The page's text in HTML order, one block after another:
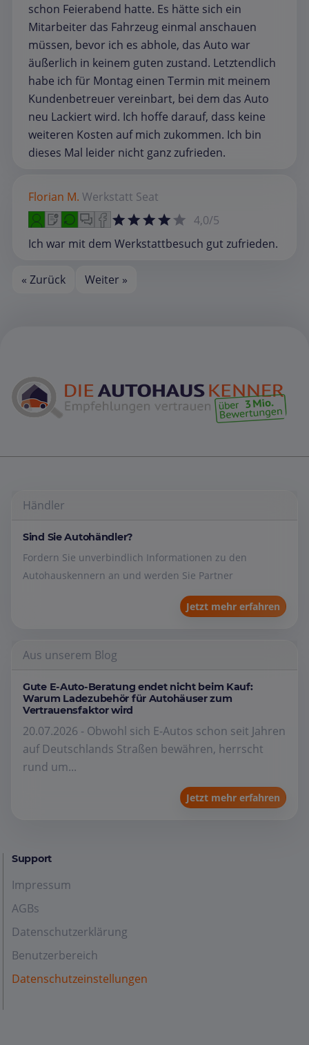
schon Feierabend hatte. Es hätte sich ein
Mitarbeiter das Fahrzeug einmal anschauen
müssen, bevor ich es abhole, das Auto war
äußerlich in keinem guten zustand. Letztendlich
habe ich für Montag einen Termin mit meinem
Kundenbetreuer vereinbart, bei dem das Auto
neu Lackiert wird. Ich hoffe darauf, dass keine
weiteren Kosten auf mich zukommen. Ich bin
dieses Mal leider nicht ganz zufrieden.
Florian M. Werkstatt Seat
4,0/5
Ich war mit dem Werkstattbesuch gut zufrieden.
« Zurück Weiter »
Händler
Sind Sie Autohändler?
Fordern Sie unverbindlich Informationen zu den
Autohauskennern an und werden Sie Partner
Jetzt mehr erfahren
Aus unserem Blog
Gute E-Auto-Beratung endet nicht beim Kauf:
Warum Ladezubehör für Autohäuser zum
Vertrauensfaktor wird
20.07.2026 - Obwohl sich E-Autos schon seit Jahren
auf Deutschlands Straßen bewähren, herrscht
rund um...
Jetzt mehr erfahren
Support
Impressum
AGBs
Datenschutzerklärung
Benutzerbereich
Datenschutzeinstellungen